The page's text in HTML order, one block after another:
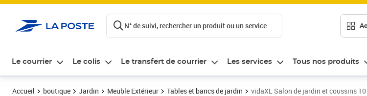
N° de suivi, rechercher un produit ou un service ....
Le courrier Le colis Le transfert de courrier Les services Tous nos produits
Accueil boutique Jardin Meuble Extérieur Tables et bancs de jardin vidaXL Salon de jardin et coussins